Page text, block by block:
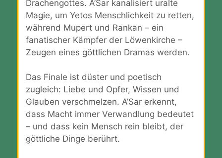
Drachengottes. A’Sar kanalisiert uralte
Magie, um Yetos Menschlichkeit zu retten,
während Mupert und Rankan – ein
fanatischer Kämpfer der Löwenkirche –
Zeugen eines göttlichen Dramas werden.
Das Finale ist düster und poetisch
zugleich: Liebe und Opfer, Wissen und
Glauben verschmelzen. A’Sar erkennt,
dass Macht immer Verwandlung bedeutet
– und dass kein Mensch rein bleibt, der
göttliche Dinge berührt.